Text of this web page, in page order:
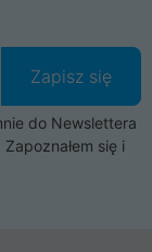
Zapisz się
do Newslettera
się i